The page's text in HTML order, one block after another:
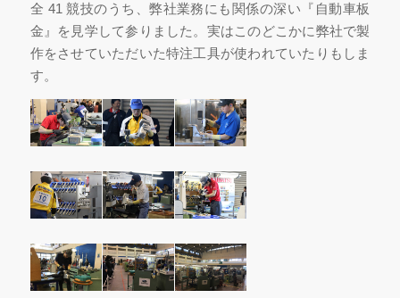
全 41 競技のうち、弊社業務にも関係の深い『自動車板
金』を見学して参りました。実はこのどこかに弊社で製
作をさせていただいた特注工具が使われていたりもしま
す。